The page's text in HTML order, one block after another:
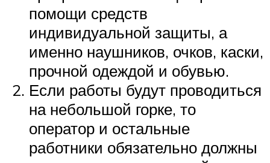
помощи средств
индивидуальной защиты, а
именно наушников, очков, каски,
прочной одеждой и обувью.
Если работы будут проводиться
на небольшой горке, то
оператор и остальные
работники обязательно должны